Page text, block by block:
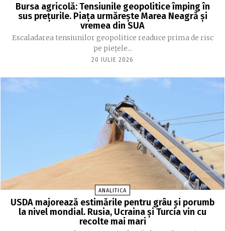
Bursa agricolă: Tensiunile geopolitice împing în
sus prețurile. Piața urmărește Marea Neagră și
vremea din SUA
Escaladarea tensiunilor geopolitice readuce prima de risc
pe piețele...
20 IULIE 2026
ANALITICA
USDA majorează estimările pentru grâu și porumb
la nivel mondial. Rusia, Ucraina și Turcia vin cu
recolte mai mari